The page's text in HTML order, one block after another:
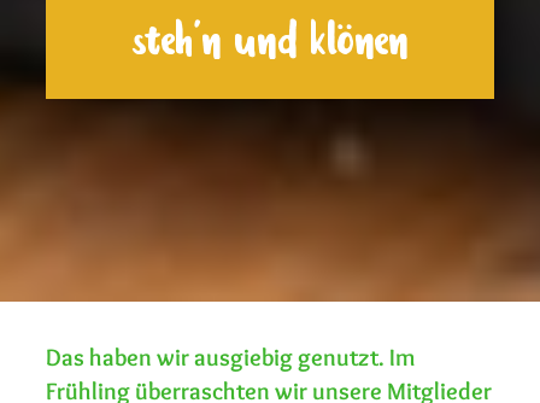
steh’n und klönen
Das haben wir ausgiebig genutzt. Im
Frühling überraschten wir unsere Mitglieder